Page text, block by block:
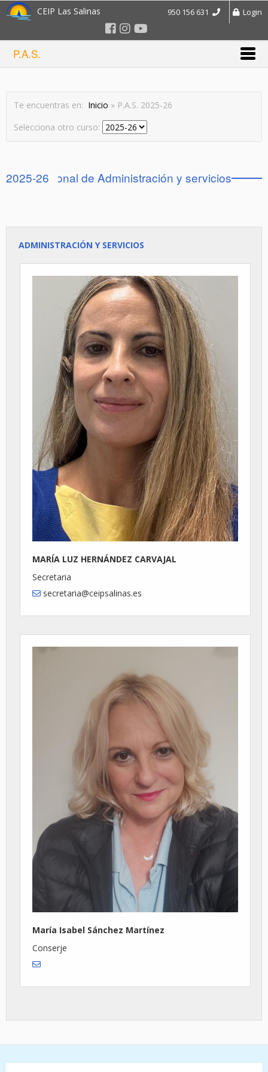
CEIP Las Salinas Login
950 156 631
P.A.S.
Te encuentras en: Inicio » P.A.S. 2025-26
Selecciona otro curso:
Personal de Administración y servicios 2025-26
ADMINISTRACIÓN Y SERVICIOS
MARÍA LUZ HERNÁNDEZ CARVAJAL
Secretaria
secretaria@ceipsalinas.es
María Isabel Sánchez Martínez
Conserje